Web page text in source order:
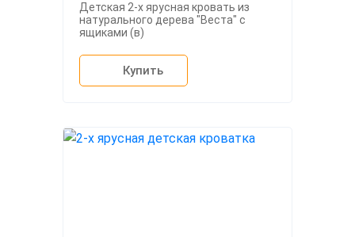
Детская 2-х ярусная кровать из
натурального дерева "Веста" с
ящиками (в)
Купить